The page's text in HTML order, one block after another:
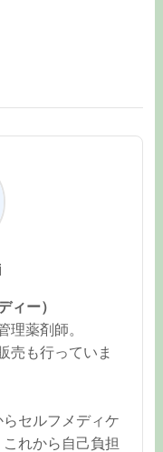
ィー）
理薬剤師。
売も行っていま
セルフメディケ
れから自己負担